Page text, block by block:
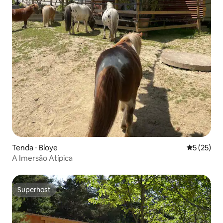
Tenda ⋅ Bloye 5 de uma
5 (25)
A Imersão Atípica
Superhost
Superhost